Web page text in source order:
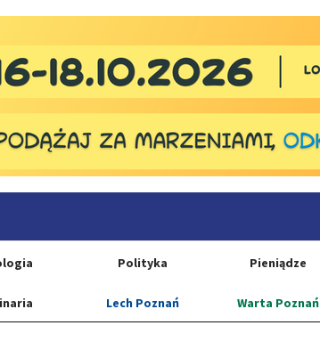
Polityka Pieniądze
Lech Poznań Warta Poznań